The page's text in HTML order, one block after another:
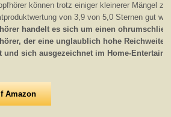
können trotz einiger kleinerer Mängel
von 3,9 von 5,0 Sternen gut
handelt es sich um einen
der eine unglaublich hohe Reichweite
und sich ausgezeichnet im Home-
Amazon